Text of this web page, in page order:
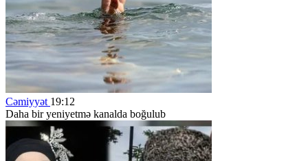
Cəmiyyət 19:12
Daha bir yeniyetmə kanalda boğulub